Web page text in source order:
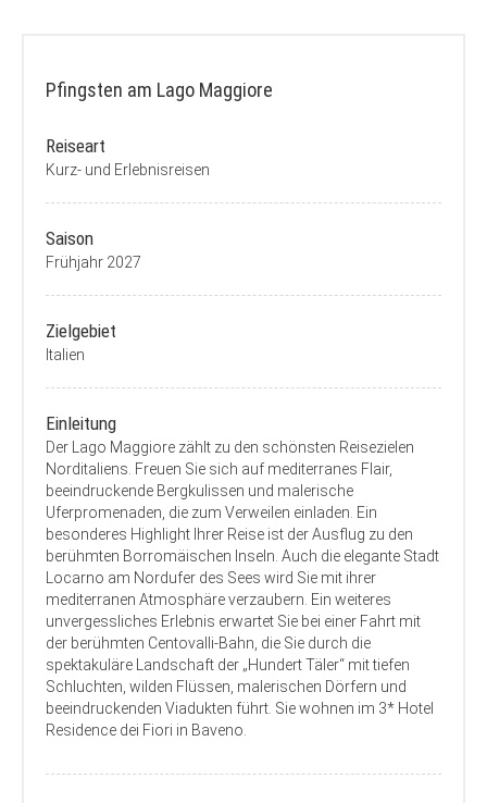
Pfingsten am Lago Maggiore
Reiseart
Kurz- und Erlebnisreisen
Saison
Frühjahr 2027
Zielgebiet
Italien
Einleitung
Der Lago Maggiore zählt zu den schönsten Reisezielen
Norditaliens. Freuen Sie sich auf mediterranes Flair,
beeindruckende Bergkulissen und malerische
Uferpromenaden, die zum Verweilen einladen. Ein
besonderes Highlight Ihrer Reise ist der Ausflug zu den
berühmten Borromäischen Inseln. Auch die elegante Stadt
Locarno am Nordufer des Sees wird Sie mit ihrer
mediterranen Atmosphäre verzaubern. Ein weiteres
unvergessliches Erlebnis erwartet Sie bei einer Fahrt mit
der berühmten Centovalli-Bahn, die Sie durch die
spektakuläre Landschaft der „Hundert Täler“ mit tiefen
Schluchten, wilden Flüssen, malerischen Dörfern und
beeindruckenden Viadukten führt. Sie wohnen im 3* Hotel
Residence dei Fiori in Baveno.